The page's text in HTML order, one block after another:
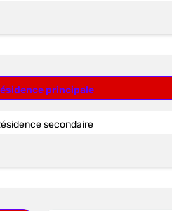
principale
secondaire